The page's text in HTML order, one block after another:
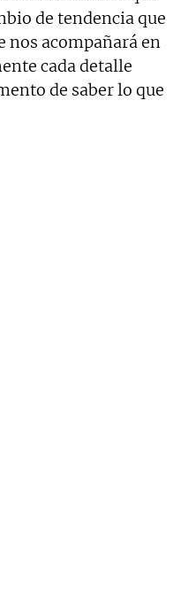
de tendencia que
nos acompañará en
cada detalle
de saber lo que